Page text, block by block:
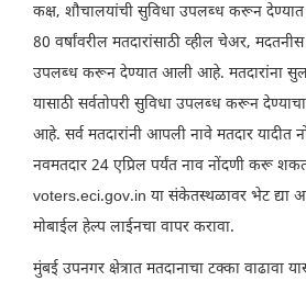
कक्ष, शौचालयांची सुविधा उपलब्ध करून
80 वर्षांवरील मतदारांसाठी व्हील चेअर,
उपलब्ध करून देण्यात आली आहे. मतदारांना
यासाठी सर्वतोपरी सुविधा उपलब्ध करून
आहे. सर्व मतदारांनी आपली नावे मतदार यादीत
नवमतदार 24 एप्रिल पर्यंत नाव नोंदणी करू
voters.eci.gov.in या संकेतस्थळावर भेट द्या
मोबाईल हेल्प लाईनचा वापर करावा.
मुंबई उपनगर क्षेत्रात मतदानाचा टक्का वाढावा